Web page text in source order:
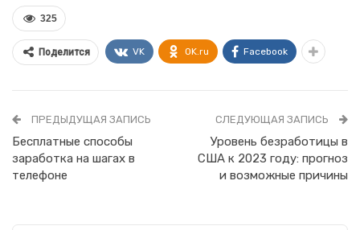
325
Поделится VK OK.ru Facebook
ПРЕДЫДУЩАЯ ЗАПИСЬ
Бесплатные способы
заработка на шагах в
телефоне
СЛЕДУЮЩАЯ ЗАПИСЬ
Уровень безработицы в
США к 2023 году: прогноз
и возможные причины